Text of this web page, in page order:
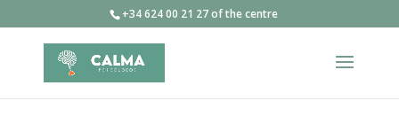
+34 624 00 21 27 of the centre